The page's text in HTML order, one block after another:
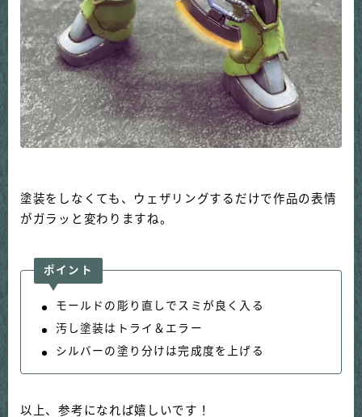
塗装をしなくても、ウェザリングするだけで作品の表情
がガラッと変わりますね。
ポイント
モールドの彫り直しでスミが良く入る
汚し塗装はトライ＆エラー
シルバーの塗り分けは完成度を上げる
以上、参考になれば嬉しいです！